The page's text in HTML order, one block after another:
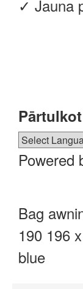
✓ Jauna
Powered
Bag
190 196
blue